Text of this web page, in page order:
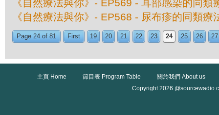
《自然療法與你》- EP569 - 耳部感染的同類
《自然療法與你》- EP568 - 尿布疹的同類療
Page 24 of 81 First 19 20 21 22 23 24 25 26 27
主頁 Home 節目表 Program Table
關於我們 About us
Copyright 2026